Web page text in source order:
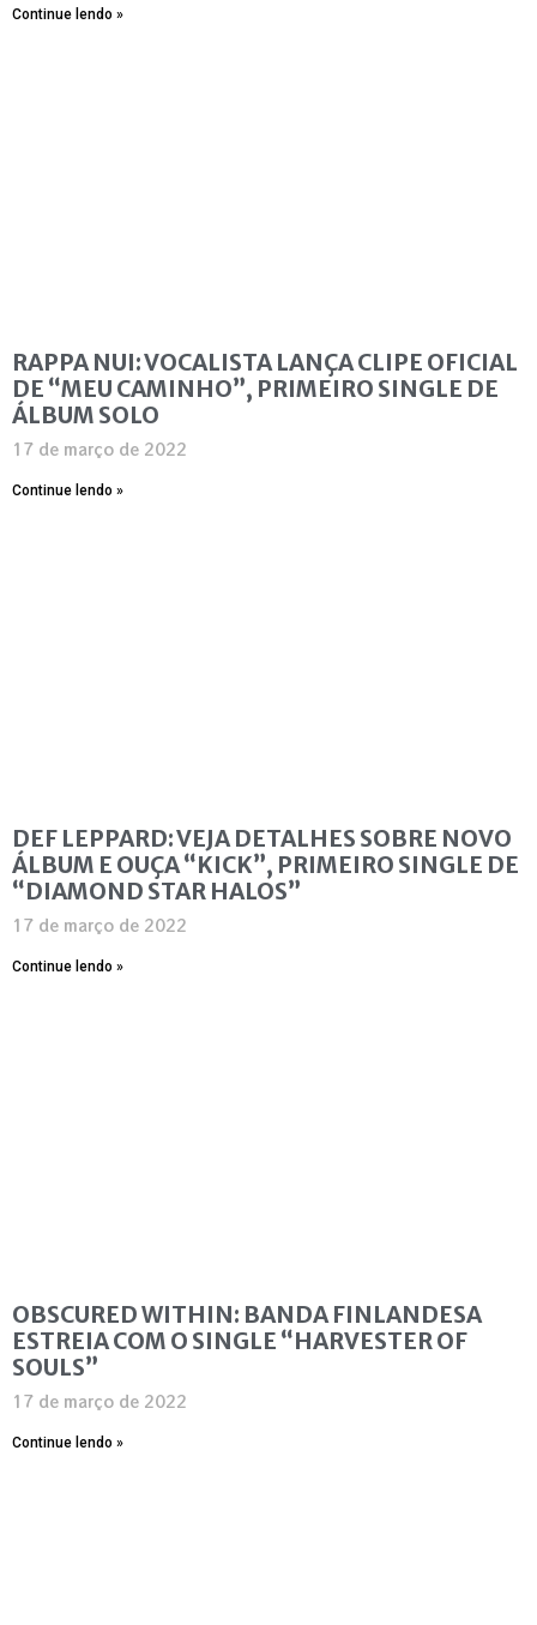
Continue lendo »
RAPPA NUI: VOCALISTA LANÇA CLIPE OFICIAL
DE “MEU CAMINHO”, PRIMEIRO SINGLE DE
ÁLBUM SOLO
17 de março de 2022
Continue lendo »
DEF LEPPARD: VEJA DETALHES SOBRE NOVO
ÁLBUM E OUÇA “KICK”, PRIMEIRO SINGLE DE
“DIAMOND STAR HALOS”
17 de março de 2022
Continue lendo »
OBSCURED WITHIN: BANDA FINLANDESA
ESTREIA COM O SINGLE “HARVESTER OF
SOULS”
17 de março de 2022
Continue lendo »